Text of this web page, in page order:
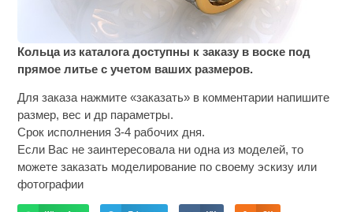
Кольца из каталога доступны к заказу в воске под
прямое литье с учетом ваших размеров.
Для заказа нажмите «заказать» в комментарии напишите
размер, вес и др параметры.
Срок исполнения 3-4 рабочих дня.
Если Вас не заинтересовала ни одна из моделей, то
можете заказать моделирование по своему эскизу или
фотографии